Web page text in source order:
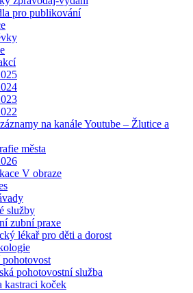
pro publikování
na kanále Youtube – Žlutice a
města
V obraze
služby
zubní praxe
lékař pro děti a dorost
pohotovostní služba
kastraci koček